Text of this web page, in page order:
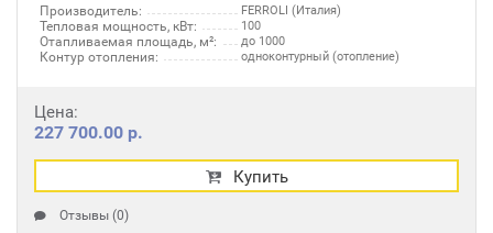
Производитель: FERROLI (Италия)
Тепловая мощность, кВт: 100
Отапливаемая площадь, м²: до 1000
Контур отопления: одноконтурный (отопление)
Цена:
227 700.00 р.
Купить
Отзывы (0)